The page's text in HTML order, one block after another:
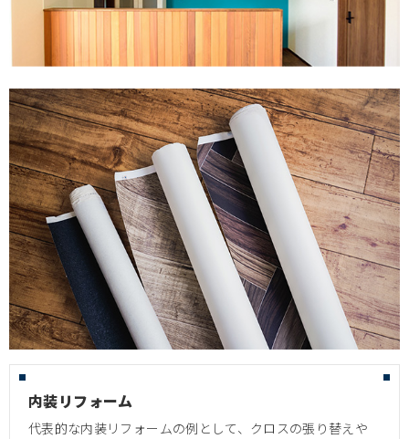
内装リフォーム
代表的な内装リフォームの例として、クロスの張り替えや